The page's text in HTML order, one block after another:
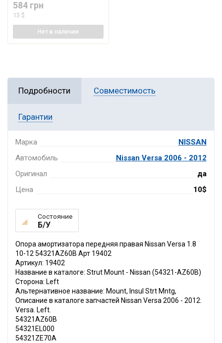
584 грн
13 $
Нет в наличии
Подробности Совместимость
Гарантии
Марка
NISSAN
Автомобиль
Nissan Versa 2006 - 2012
Оригинал
да
Цена
10$
Состояние
Б/У
Опора амортизатора передняя правая Nissan Versa 1.8
10-12 54321AZ60B Арт 19402
Артикул: 19402
Название в каталоге: Strut Mount - Nissan (54321-AZ60B)
Сторона: Left
Альтернативное название: Mount, Insul Strt Mntg,
Описание в каталоге запчастей Nissan Versa 2006 - 2012:
Versa. Left.
54321AZ60B
54321EL000
54321ZE70A